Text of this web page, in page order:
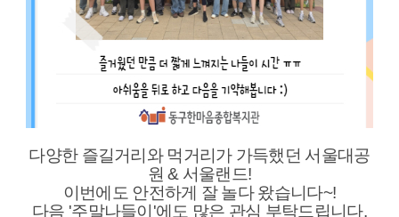
다양한 즐길거리와 먹거리가 가득했던 서울대공
원 & 서울랜드!
이번에도 안전하게 잘 놀다 왔습니다~!
다음 '주말나들이'에도 많은 관심 부탁드립니다.